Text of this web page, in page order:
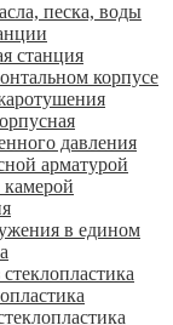
песка, воды
станция
корпусе
давления
арматурой
камерой
в едином